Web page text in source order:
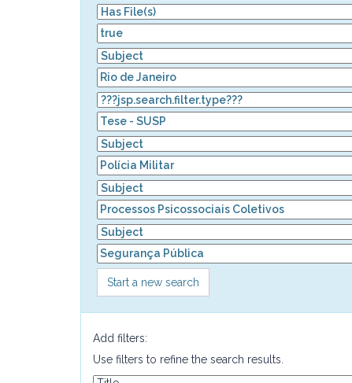
Start a new search
Add filters:
Use filters to refine the search results.